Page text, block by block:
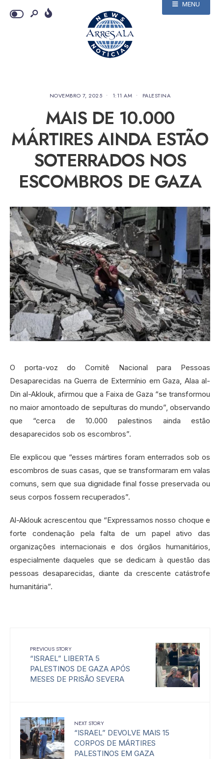
MENU
NOVEMBRO 7, 2025 • 1:11 AM • PALESTINA
MAIS DE 10.000
MÁRTIRES AINDA ESTÃO
SOTERRADOS NOS
ESCOMBROS DE GAZA
O porta-voz do Comitê Nacional para Pessoas
Desaparecidas na Guerra de Extermínio em Gaza, Alaa al-
Din al-Aklouk, afirmou que a Faixa de Gaza “se transformou
no maior amontoado de sepulturas do mundo”, observando
que “cerca de 10.000 palestinos ainda estão
desaparecidos sob os escombros”.
Ele explicou que “esses mártires foram enterrados sob os
escombros de suas casas, que se transformaram em valas
comuns, sem que sua dignidade final fosse preservada ou
seus corpos fossem recuperados”.
Al-Aklouk acrescentou que “Expressamos nosso choque e
forte condenação pela falta de um papel ativo das
organizações internacionais e dos órgãos humanitários,
especialmente daqueles que se dedicam à questão das
pessoas desaparecidas, diante da crescente catástrofe
humanitária”.
PREVIOUS STORY
“ISRAEL” LIBERTA 5
PALESTINOS DE GAZA APÓS
MESES DE PRISÃO SEVERA
NEXT STORY
“ISRAEL” DEVOLVE MAIS 15
CORPOS DE MÁRTIRES
PALESTINOS EM GAZA